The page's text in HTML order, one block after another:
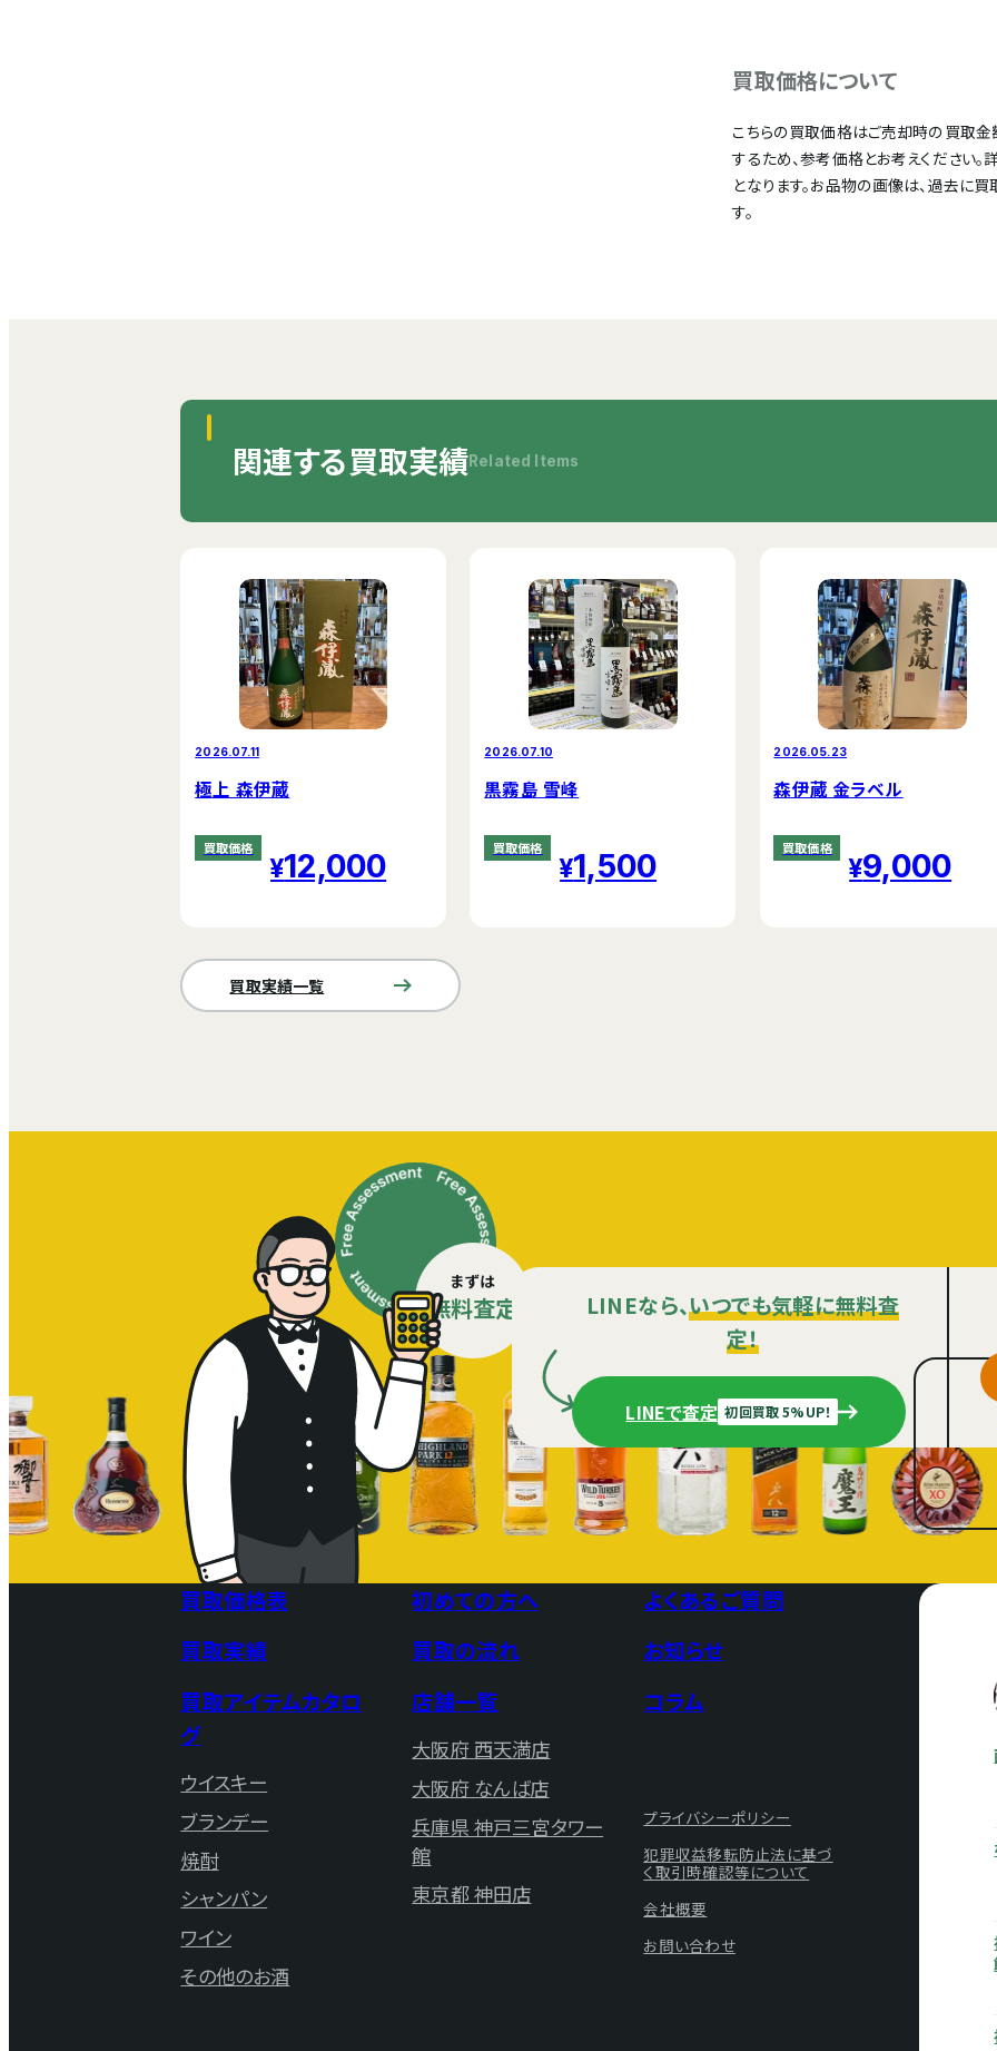
買取価格について
こちらの買取価格はご売却時の買取金
するため、参考価格とお考えください
となります。お品物の画像は、過去に
す。
関連する買取実績Related Items
2026.07.11
極上 森伊蔵
買取価格 12,000
2026.07.10
黒霧島 雪峰
買取価格 1,500
2026.05.23
森伊蔵 金ラベル
買取価格 9,000
買取実績一覧
まずは
無料査定 LINEなら、いつでも気軽に無料査
定！
LINEで査定 初回買取 5%UP！
買取価格表
買取実績
買取アイテムカタロ
グ
ウイスキー
ブランデー
焼酎
シャンパン
ワイン
その他のお酒
初めての方へ
買取の流れ
店舗一覧
大阪府 西天満店
大阪府 なんば店
兵庫県 神戸三宮タワー
館
東京都 神田店
よくあるご質問
お知らせ
コラム
プライバシーポリシー
犯罪収益移転防止法に基づ
く取引時確認等について
会社概要
お問い合わせ